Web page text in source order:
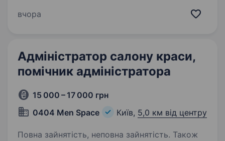
здоров’я поєднується з професіоналізмом і
вчора
Адміністратор салону краси,
помічник адміністратора
15 000 – 17 000 грн
0404 Men Space
Київ, 5,0 км від центру
Повна зайнятість, неповна зайнятість. Також